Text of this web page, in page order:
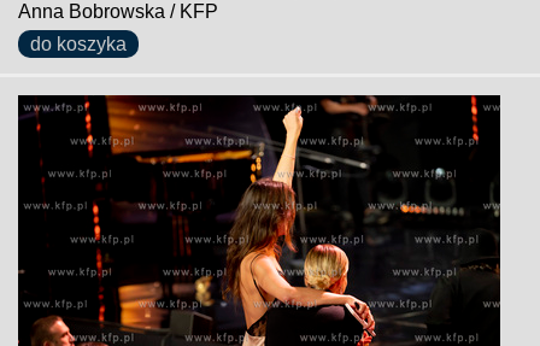
Anna Bobrowska / KFP
do koszyka